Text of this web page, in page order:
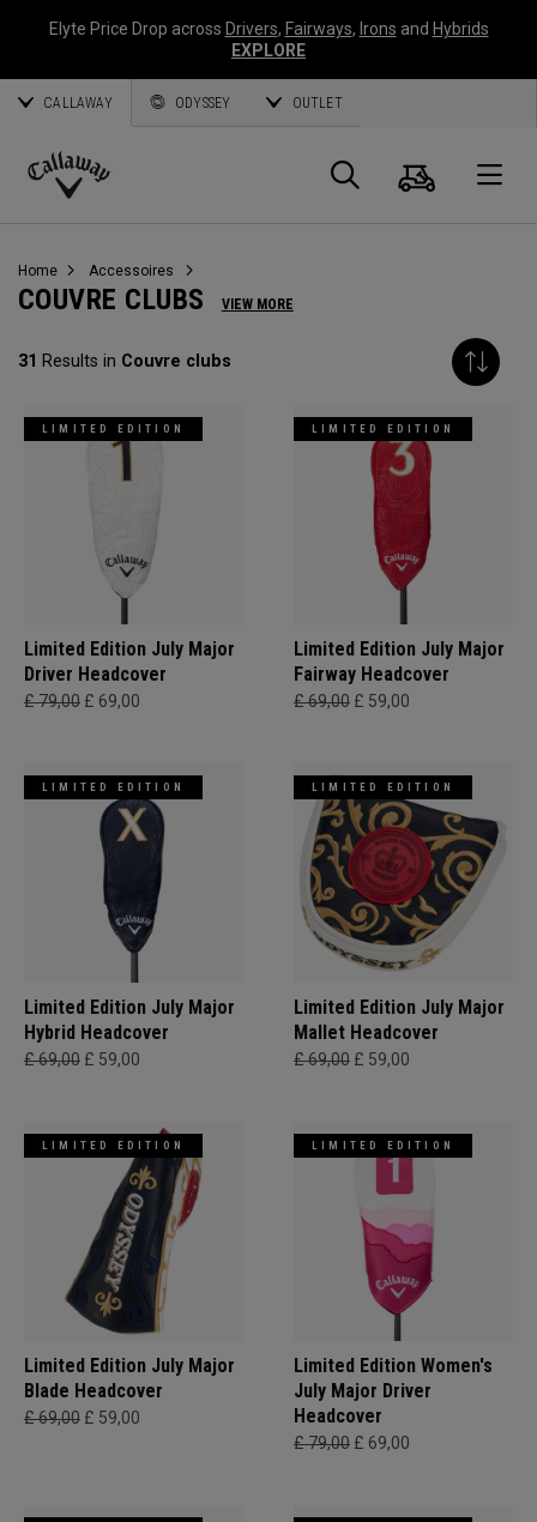
Elyte Price Drop across Drivers, Fairways, Irons and Hybrids
EXPLORE
CALLAWAY ODYSSEY OUTLET
Callaway
Panier
Home Accessoires
COUVRE CLUBS VIEW MORE
31 Results in Couvre clubs
LIMITED EDITION
Limited Edition July Major
Driver Headcover
£ 79,00 £ 69,00
LIMITED EDITION
Limited Edition July Major
Fairway Headcover
£ 69,00 £ 59,00
LIMITED EDITION
Limited Edition July Major
Hybrid Headcover
£ 69,00 £ 59,00
LIMITED EDITION
Limited Edition July Major
Mallet Headcover
£ 69,00 £ 59,00
LIMITED EDITION
Limited Edition July Major
Blade Headcover
£ 69,00 £ 59,00
LIMITED EDITION
Limited Edition Women's
July Major Driver
Headcover
£ 79,00 £ 69,00